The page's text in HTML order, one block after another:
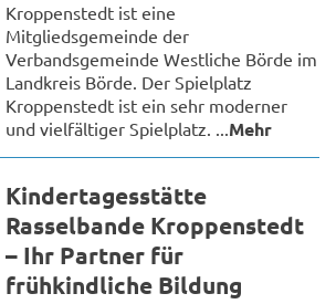
Kroppenstedt ist eine
Mitgliedsgemeinde der
Verbandsgemeinde Westliche Börde im
Landkreis Börde. Der Spielplatz
Kroppenstedt ist ein sehr moderner
und vielfältiger Spielplatz. ...Mehr
Kindertagesstätte
Rasselbande Kroppenstedt
– Ihr Partner für
frühkindliche Bildung